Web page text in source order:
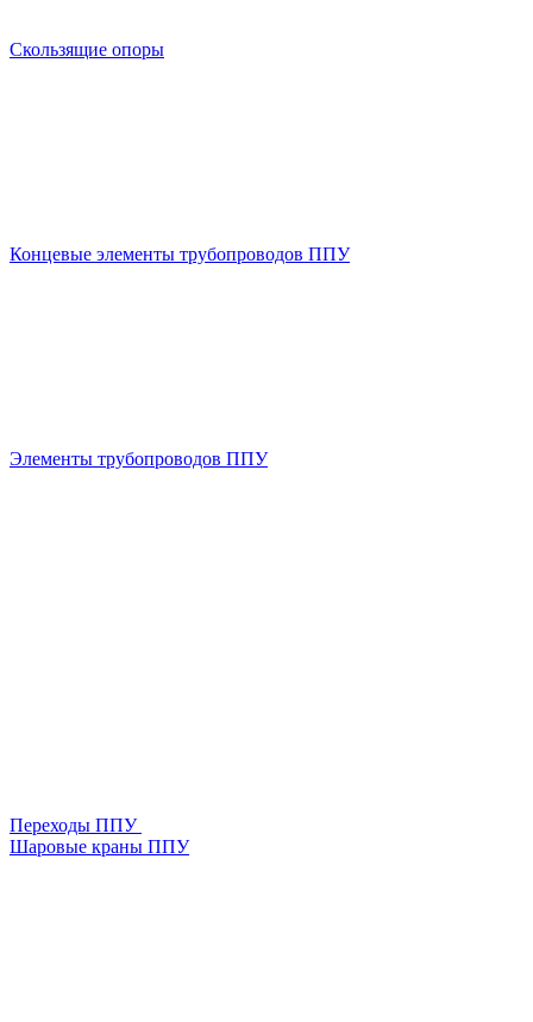
Скользящие опоры
Концевые элементы трубопроводов ППУ
Элементы трубопроводов ППУ
Переходы ППУ
Шаровые краны ППУ